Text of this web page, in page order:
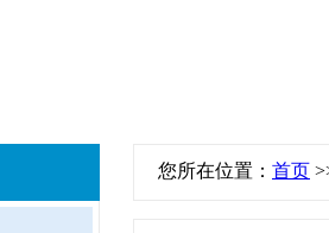
您所在位置： 首页